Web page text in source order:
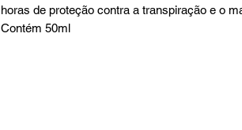
horas de proteção contra a transpiração e o
Contém 50ml